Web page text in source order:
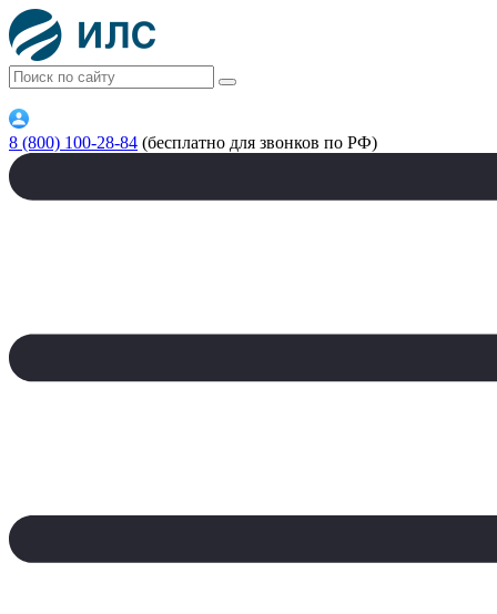
8 (800) 100-28-84 (бесплатно для звонков по РФ)